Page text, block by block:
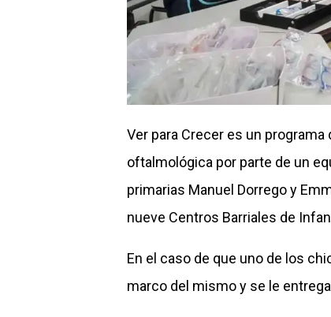
Ver para Crecer es un
oftalmológica por parte de un
primarias Manuel Dorrego y
nueve Centros Barriales de
En el caso de que uno de los
marco del mismo y se le